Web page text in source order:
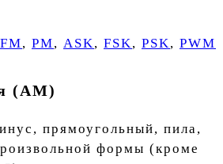
FM, PM, ASK, FSK, PSK, PWM
(AM)
прямоугольный, пила,
формы (кроме